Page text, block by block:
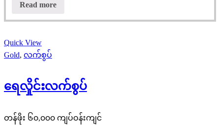
Read more
Quick View
Gold, လက်စွပ်
ရေလှိုင်းလက်စွပ်
တန်ဖိုး ၆၀,၀၀၀ ကျပ်ဝန်းကျင်